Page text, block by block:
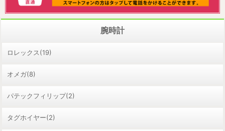
腕時計
ロレックス(19)
オメガ(8)
パテックフィリップ(2)
タグホイヤー(2)